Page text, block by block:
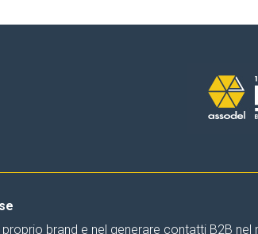
brand e nel generare contatti B2B